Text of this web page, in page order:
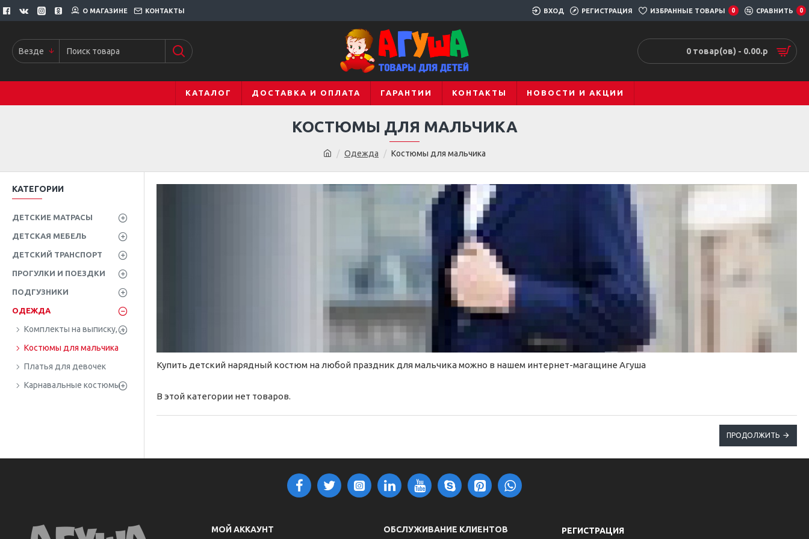
О МАГАЗИНЕ КОНТАКТЫ ВХОД РЕГИСТРАЦИЯ ИЗБРАННЫЕ ТОВАРЫ 0 СРАВНИТЬ 0
Везде 0 товар(ов) - 0.00.р
КАТАЛОГ ДОСТАВКА И ОПЛАТА ГАРАНТИИ КОНТАКТЫ НОВОСТИ И АКЦИИ
Одежда Костюмы для мальчика
КОСТЮМЫ ДЛЯ МАЛЬЧИКА
КАТЕГОРИИ
ДЕТСКИЕ МАТРАСЫ
ДЕТСКАЯ МЕБЕЛЬ
ДЕТСКИЙ ТРАНСПОРТ
ПРОГУЛКИ И ПОЕЗДКИ
ПОДГУЗНИКИ
ОДЕЖДА
Комплекты на выписку, крещение
Костюмы для мальчика
Платья для девочек
Карнавальные костюмы
Купить детский нарядный костюм на любой праздник для мальчика можно в нашем интернет-магащине Агуша
В этой категории нет товаров.
ПРОДОЛЖИТЬ
МОЙ АККАУНТ ОБСЛУЖИВАНИЕ КЛИЕНТОВ РЕГИСТРАЦИЯ